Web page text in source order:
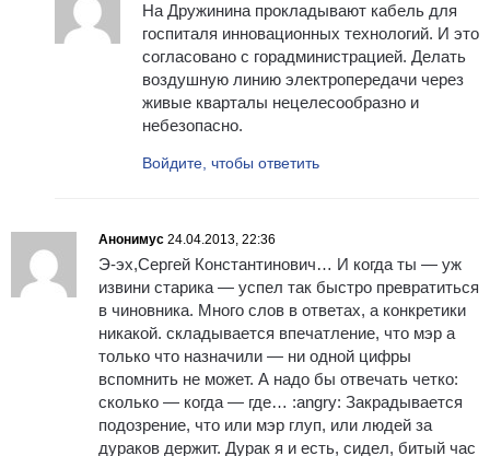
На Дружинина прокладывают кабель для
госпиталя инновационных технологий. И это
согласовано с горадминистрацией. Делать
воздушную линию электропередачи через
живые кварталы нецелесообразно и
небезопасно.
Войдите, чтобы ответить
Анонимус 24.04.2013, 22:36
Э-эх,Сергей Константинович… И когда ты — уж
извини старика — успел так быстро превратиться
в чиновника. Много слов в ответах, а конкретики
никакой. складывается впечатление, что мэр а
только что назначили — ни одной цифры
вспомнить не может. А надо бы отвечать четко:
сколько — когда — где… :angry: Закрадывается
подозрение, что или мэр глуп, или людей за
дураков держит. Дурак я и есть, сидел, битый час